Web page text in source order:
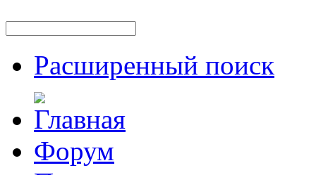
Расширенный поиск
Форум